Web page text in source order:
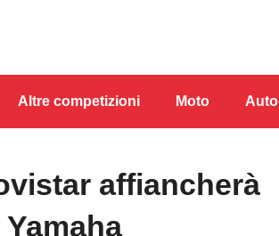
Altre competizioni Moto Auto
affiancherà